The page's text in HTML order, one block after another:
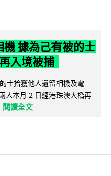
據為己有被的士
入境被捕
士拾獲他人遺留相機及電
人本月 2 日經港珠澳大橋再
閱讀全文